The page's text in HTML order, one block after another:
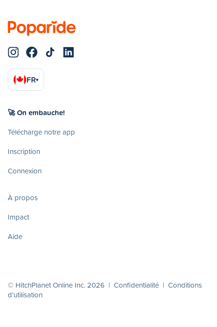
FR▾
🚀 On embauche!
Télécharge notre app
Inscription
Connexion
À propos
Impact
Aide
© HitchPlanet Online Inc. 2026 | Confidentialité | Conditions
d'utilisation